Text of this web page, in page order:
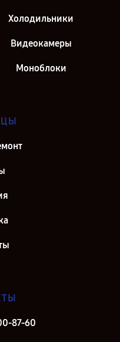
Холодильники
Видеокамеры
Моноблоки
87-60